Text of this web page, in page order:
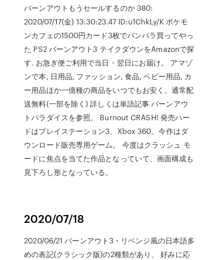
バーンアウトもうセールするのか 380:
2020/07/17(金) 13:30:23.47 ID:u1ChkLy/K ポケモ
ンカフェの1500円カード3枚でバンパラ買ってやっ
た PS2 バーンアウト3 テイクダウンをAmazonで探
す. お急ぎ便ご利用で当日・翌日にお届け。 アマゾ
ンで本, 日用品, ファッション, 食品, ベビー用品, カ
ー用品ほか一億種の商品をいつでもお安く。通常配
送無料(一部を除く) 詳しくは単語記事 バーンアウ
トパラダイスを参照。 Burnout CRASH! 発売ハー
ドはプレイステーション3、Xbox 360。今作はダ
ウンロード販売専用ゲーム。 今度はクラッシュ モ
ードに焦点を当てた作品となっていて、画面構成も
見下ろし形となっている。
2020/07/18
2020/06/21 バーンアウト3・リベンジ風の日本語多
めの表記(クラシック版)の2種類があり、 好みに応